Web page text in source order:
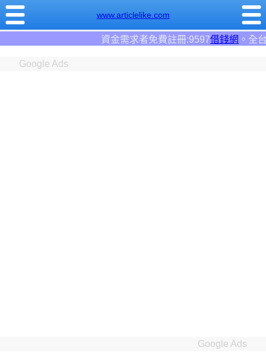
www.articlelike.com
資金需求者免費註冊:9597借錢網。全台前三大借錢網站！
Google Ads
Google Ads